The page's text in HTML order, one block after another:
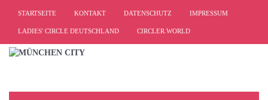
STARTSEITE KONTAKT DATENSCHUTZ IMPRESSUM
LADIES' CIRCLE DEUTSCHLAND CIRCLER.WORLD